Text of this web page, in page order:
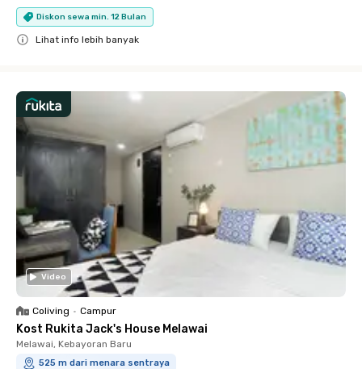
Diskon sewa min. 12 Bulan
Lihat info lebih banyak
Video
Coliving • Campur
Kost Rukita Jack's House Melawai
Melawai, Kebayoran Baru
525 m dari menara sentraya